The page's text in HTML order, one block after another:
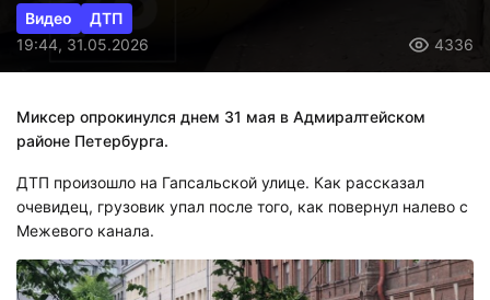
Видео
ДТП
19:44, 31.05.2026
4336
Миксер опрокинулся днем 31 мая в Адмиралтейском
районе Петербурга.
ДТП произошло на Гапсальской улице. Как рассказал
очевидец, грузовик упал после того, как повернул налево с
Межевого канала.